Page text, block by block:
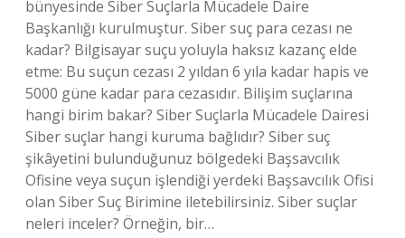
bünyesinde Siber Suçlarla Mücadele Daire
Başkanlığı kurulmuştur. Siber suç para cezası ne
kadar? Bilgisayar suçu yoluyla haksız kazanç elde
etme: Bu suçun cezası 2 yıldan 6 yıla kadar hapis ve
5000 güne kadar para cezasıdır. Bilişim suçlarına
hangi birim bakar? Siber Suçlarla Mücadele Dairesi
Siber suçlar hangi kuruma bağlıdır? Siber suç
şikâyetini bulunduğunuz bölgedeki Başsavcılık
Ofisine veya suçun işlendiği yerdeki Başsavcılık Ofisi
olan Siber Suç Birimine iletebilirsiniz. Siber suçlar
neleri inceler? Örneğin, bir…